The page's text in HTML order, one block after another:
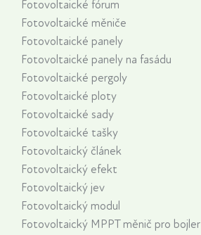
Fotovoltaické fórum
Fotovoltaické měniče
Fotovoltaické panely
Fotovoltaické panely na fasádu
Fotovoltaické pergoly
Fotovoltaické ploty
Fotovoltaické sady
Fotovoltaické tašky
Fotovoltaický článek
Fotovoltaický efekt
Fotovoltaický jev
Fotovoltaický modul
Fotovoltaický MPPT měnič pro bojler